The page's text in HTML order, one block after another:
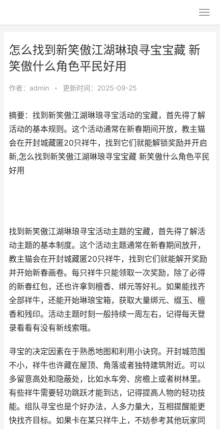
怎么找到新笑傲江湖琳琅寻宝宝藏 新
笑傲什么角色平民好用
作者： admin • 更新时间：2025-09-25
摘要：找到新笑傲江湖琳琅寻宝活动的宝藏，首先得了解
活动的基本规则。这个活动通常在新春期间开放，教主猫
会在开封城藏匿20只祥牛，找到它们就能解锁奖励并开启
新,怎么找到新笑傲江湖琳琅寻宝宝藏 新笑傲什么角色平民
好用
找到新笑傲江湖琳琅寻宝活动主题的宝藏，首先得了解活
动主题的基本制度。这个活动主题通常在新春期间放开，
教主猫会在开封城藏匿20只祥牛，找到它们就能解开奖励
并开始新春画卷。每只祥牛只能领取一次奖励，除了必得
的新春红包，还也许拿到檀香、绑元等好礼。如果能找齐
全部祥牛，还能开始琳琅宝箱，获取大量绑元、缀玉、檀
香和残印。活动主题时刻一般持续一周左右，记得每天登
录看看有没有新线索哦。
寻宝的决定因素在于熟悉地图和利用小诀窍。开封城范围
不小，祥牛也许藏在屋顶、角落或者独特建筑附近。可以
多留意高处和隐蔽处，比如水车旁、房檐上或者树林里。
有些祥牛需要轻功跳跃才能到达，记得提高人物的轻功技
能。组队寻宝也是个好办法，人多力量大，互相提醒能更
快找齐目标。如果卡在某只祥牛上，不妨参考其他玩家同